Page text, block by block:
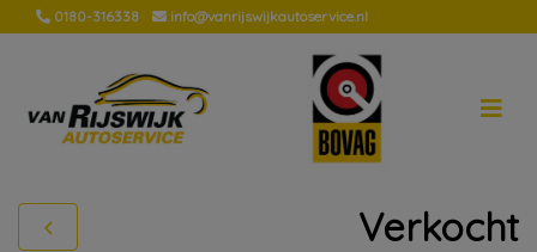
0180-316338 info@vanrijswijkautoservice.nl
Verkocht